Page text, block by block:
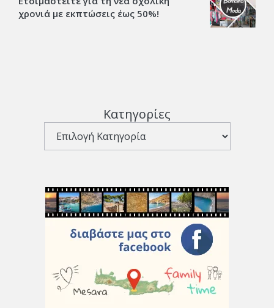
χρονιά με εκπτώσεις έως 50%!
Κατηγορίες